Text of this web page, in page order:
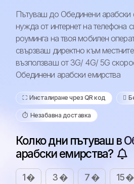
Пътуваш до Обединени арабски
нужда от интернет на телефона
роуминга на твоя мобилен
свързваш директно към
възползваш от 3G/ 4G/ 5G
Обединени арабски емирства
⛶️️ Инсталиране чрез QR код ️
⏱️️ Незабавна доставка
Колко дни пътуваш в
арабски емирства?
1 � 3 � 7 � 15 �